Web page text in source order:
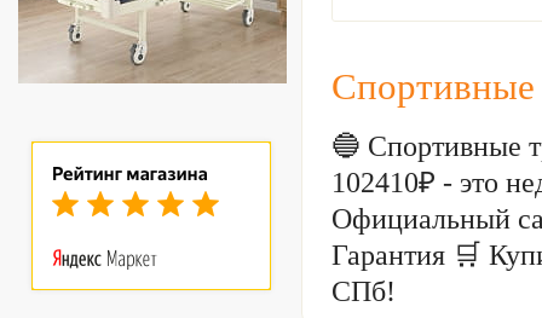
Спортивные
🔵 Спортивные
102410₽ - это
Официальный
Гарантия 🛒
СПб!